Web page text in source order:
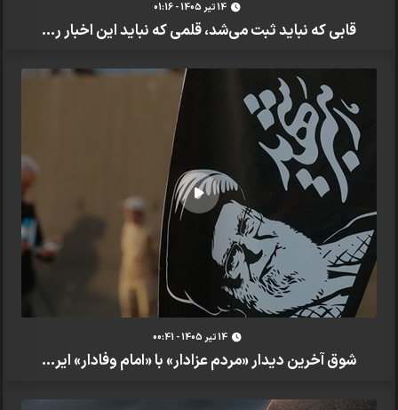
14 تير 1405 - 01:16
قابی که نباید ثبت می‌شد، قلمی که نباید این اخبار ر...
14 تير 1405 - 00:41
شوق آخرین دیدار «مردم عزادار» با «امام وفادار» ایر...